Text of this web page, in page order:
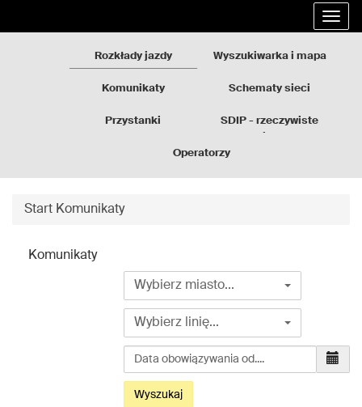
Rozkłady jazdy Wyszukiwarka i mapa
Komunikaty Schematy sieci
Przystanki
SDIP - rzeczywiste
Operatorzy
Start Komunikaty
Komunikaty
Wybierz
miasto...
Wybierz miasto...
Wybierz
linię...
Wybierz linię...
Wybierz
datę
obowiązywania...
Wyszukaj